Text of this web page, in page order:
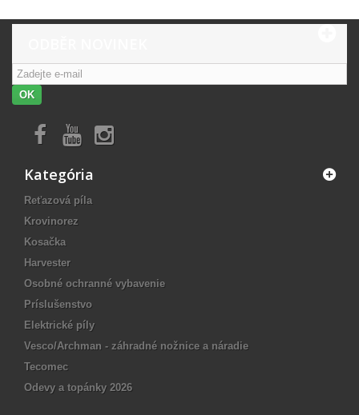
OK
Kategória
Reťazová píla
Krovinorez
Kosačka
Harvester
Osobné ochranné vybavenie
Príslušenstvo
Elektrické píly
Vesco/Archman - záhradné nožnice a náradie
Tecomec
Odevy a topánky 2026